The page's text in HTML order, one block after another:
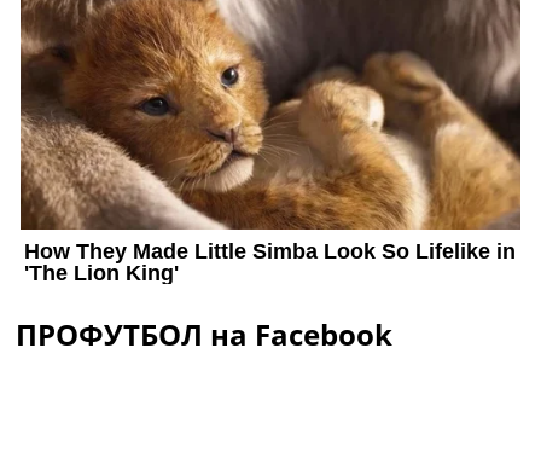
ПРОФУТБОЛ на Facebook